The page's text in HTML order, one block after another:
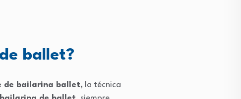
ballet?
de bailarina ballet, la técnica